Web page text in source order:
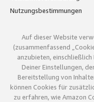
Nutzungsbestimmungen
Auf dieser Website
(zusammenfassend
anzubieten,
Deiner Einstellungen,
Bereitstellung von
können Cookies für
zu erfahren, wie Amazon